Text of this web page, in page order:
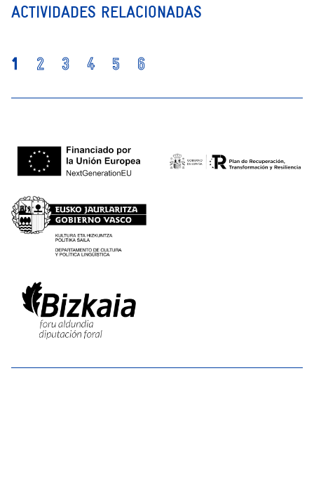
ACTIVIDADES RELACIONADAS
1 2 3 4 5 6